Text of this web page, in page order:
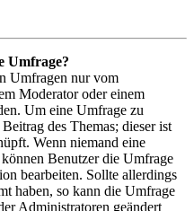
Umfrage?
Umfragen nur vom
Moderator oder einem
Um eine Umfrage zu
des Themas; dieser ist
Wenn niemand eine
Benutzer die Umfrage
bearbeiten. Sollte allerdings
haben, so kann die Umfrage
Administratoren geändert